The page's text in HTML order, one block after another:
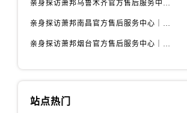
亲身探访萧邦乌鲁木齐官方售后服务中心｜网点地址与服务热线（2026年7月最新）
亲身探访萧邦南昌官方售后服务中心｜详细地址及客服热线（2026年7月最新）
亲身探访萧邦烟台官方售后服务中心｜全新官方服务电话与地址（2026年7月最新）
站点热门